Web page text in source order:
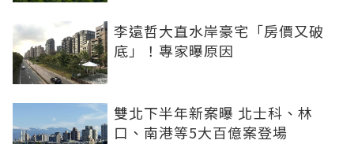
李遠哲大直水岸豪宅「房價又破
底」！專家曝原因
雙北下半年新案曝 北士科、林
口、南港等5大百億案登場